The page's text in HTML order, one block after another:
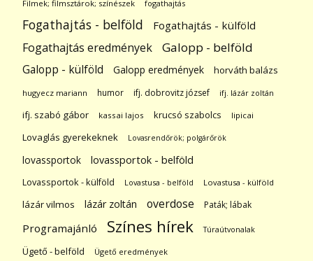
Filmek; filmsztárok; színészek fogathajtás
Fogathajtás - belföld Fogathajtás - külföld
Fogathajtás eredmények Galopp - belföld
Galopp - külföld Galopp eredmények horváth balázs
hugyecz mariann humor ifj. dobrovitz józsef ifj. lázár zoltán
ifj. szabó gábor kassai lajos krucsó szabolcs lipicai
Lovaglás gyerekeknek Lovasrendőrök; polgárőrök
lovassportok lovassportok - belföld
Lovassportok - külföld Lovastusa - belföld Lovastusa - külföld
lázár vilmos lázár zoltán overdose Paták; lábak
Programajánló Színes hírek Túraútvonalak
Ügető - belföld Ügető eredmények